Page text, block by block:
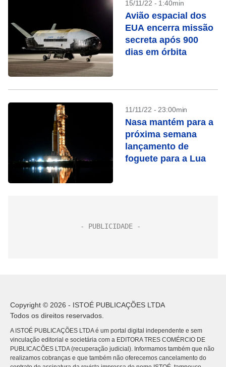
15/11/22 - 1:40min
Avião espacial dos
EUA encerra missão
secreta após 900
dias em órbita
11/11/22 - 23:00min
Nasa mantém para a
próxima semana
lançamento de
foguete para a Lua
Copyright © 2026 - ISTOÉ PUBLICAÇÕES LTDA
Todos os direitos reservados.
A ISTOÉ PUBLICAÇÕES LTDA é um portal digital independente e sem
vinculação editorial e societária com a EDITORA TRES COMÉRCIO DE
PUBLICACÕES LTDA (recuperação judicial). Informamos também que não
realizamos cobranças e que também não oferecemos cancelamento do